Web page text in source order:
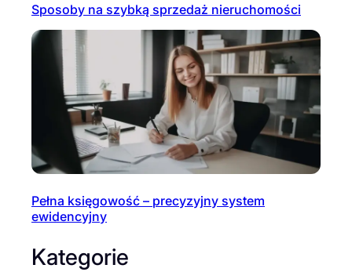
Sposoby na szybką sprzedaż nieruchomości
Pełna księgowość – precyzyjny system
ewidencyjny
Kategorie